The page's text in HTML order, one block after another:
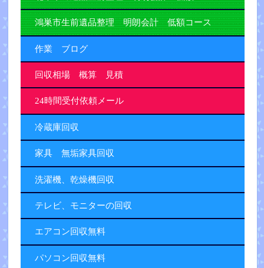
鴻巣市生前遺品整理 明朗会計 低額コース
作業 ブログ
回収相場 概算 見積
24時間受付依頼メール
冷蔵庫回収
家具 無垢家具回収
洗濯機、乾燥機回収
テレビ、モニターの回収
エアコン回収無料
パソコン回収無料